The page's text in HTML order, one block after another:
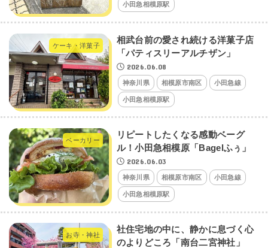
小田急相模原駅
ケーキ・洋菓子
相武台前の愛され続ける洋菓子店
「パティスリーアルチザン」
2026.06.08
神奈川県 相模原市南区 小田急線
小田急相模原駅
ベーカリー
リピートしたくなる感動ベーグ
ル！小田急相模原「Bagelふぅ」
2026.06.03
神奈川県 相模原市南区 小田急線
小田急相模原駅
お寺・神社
社住宅地の中に、静かに息づく心
のよりどころ「南台二宮神社」